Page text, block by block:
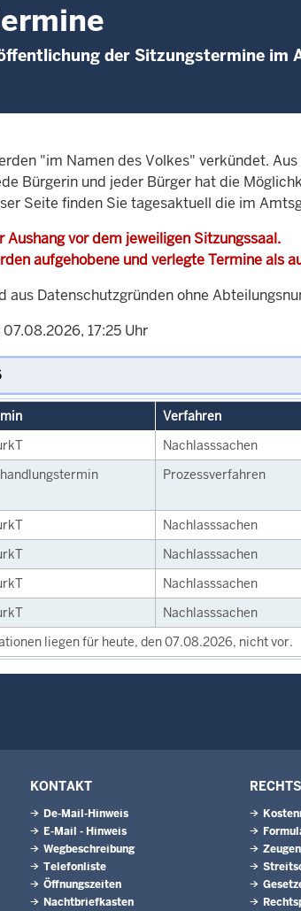
der Sitzungstermine im
"im Namen des Volkes" verkündet.
Bürgerin und jeder Bürger hat die
Seite finden Sie tagesaktuell die im
vor dem jeweiligen Sitzungssaal.
aufgehobene und verlegte Termine als
aus Datenschutzgründen ohne
17:25 Uhr
Verfahren
Nachlasssachen
Prozessverfahren
Nachlasssachen
Nachlasssachen
Nachlasssachen
Nachlasssachen
liegen für heute, den 07.08.2026, nicht vor.
KONTAKT
De-Mail-Hinweis
E-Mail - Hinweis
Wegbeschreibung
Telefonliste
Öffnungszeiten
Nachtbriefkasten
Zeugen